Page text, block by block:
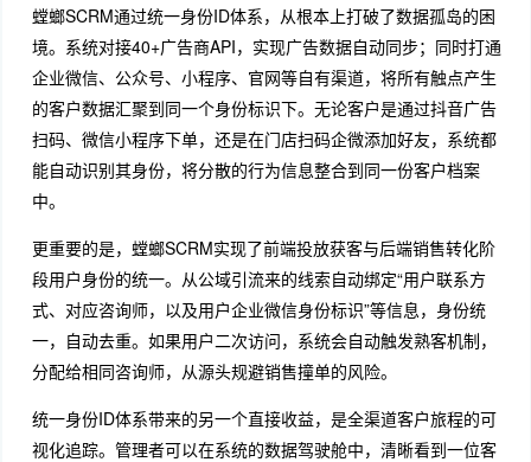
螳螂SCRM通过统一身份ID体系，从根本上打破了数据孤岛的困
境。系统对接40+广告商API，实现广告数据自动同步；同时打通
企业微信、公众号、小程序、官网等自有渠道，将所有触点产生
的客户数据汇聚到同一个身份标识下。无论客户是通过抖音广告
扫码、微信小程序下单，还是在门店扫码企微添加好友，系统都
能自动识别其身份，将分散的行为信息整合到同一份客户档案
中。
更重要的是，螳螂SCRM实现了前端投放获客与后端销售转化阶
段用户身份的统一。从公域引流来的线索自动绑定“用户联系方
式、对应咨询师，以及用户企业微信身份标识”等信息，身份统
一，自动去重。如果用户二次访问，系统会自动触发熟客机制，
分配给相同咨询师，从源头规避销售撞单的风险。
统一身份ID体系带来的另一个直接收益，是全渠道客户旅程的可
视化追踪。管理者可以在系统的数据驾驶舱中，清晰看到一位客